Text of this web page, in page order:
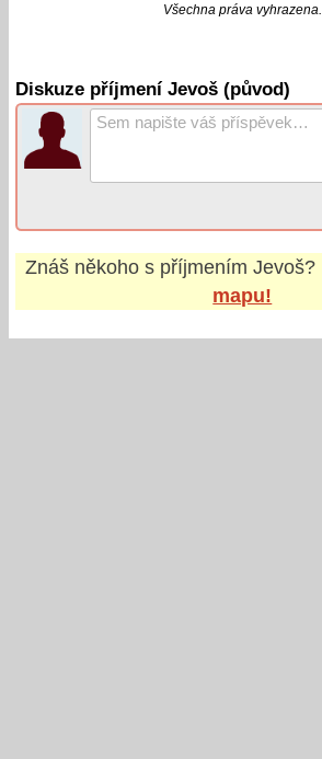
Všechna práva vyhrazena.
Diskuze příjmení Jevoš (původ)
Znáš někoho s příjmením Jevoš?
mapu!